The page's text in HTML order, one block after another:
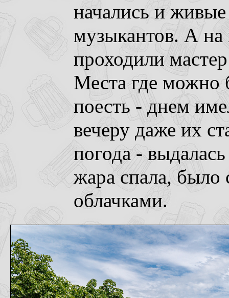
начались и
музыкантов. А на
проходили
Места где можно
поесть - днем
вечеру даже их
погода -
жара спала, было
облачками.